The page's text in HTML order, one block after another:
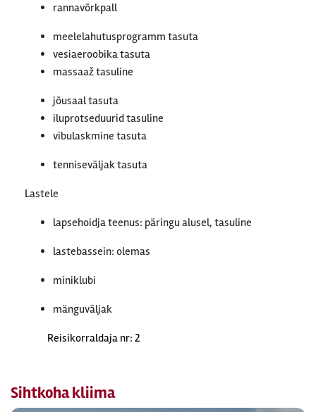
rannavõrkpall
meelelahutusprogramm tasuta
vesiaeroobika tasuta
massaaž tasuline
jõusaal tasuta
iluprotseduurid tasuline
vibulaskmine tasuta
tenniseväljak tasuta
Lastele
lapsehoidja teenus: päringu alusel, tasuline
lastebassein: olemas
miniklubi
mänguväljak
Reisikorraldaja nr: 2
Sihtkoha kliima